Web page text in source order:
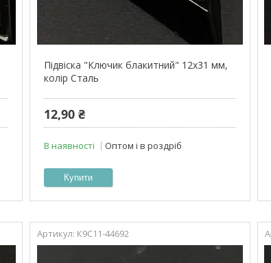
Підвіска "Ключик блакитний" 12х31 мм,
колір Сталь
12,90 ₴
В наявності Оптом і в роздріб
Купити
К9С11-44692